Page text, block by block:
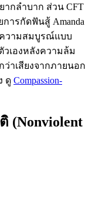
กลำบาก ส่วน CFT
ารกัดฟันสู้ Amanda
ความสมบูรณ์แบบ
เองหลังความล้ม
าเสียงจากภายนอก
ดู Compassion-
(Nonviolent